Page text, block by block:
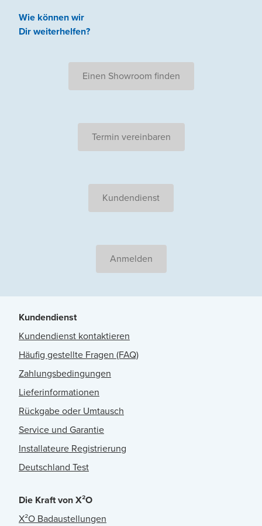
Wie können wir
Dir weiterhelfen?
Einen Showroom finden
Termin vereinbaren
Kundendienst
Anmelden
Kundendienst
Kundendienst kontaktieren
Häufig gestellte Fragen (FAQ)
Zahlungsbedingungen
Lieferinformationen
Rückgabe oder Umtausch
Service und Garantie
Installateure Registrierung
Deutschland Test
Die Kraft von X²O
X²O Badaustellungen